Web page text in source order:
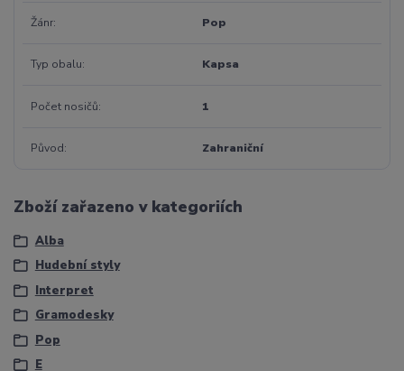
Žánr Pop
Typ obalu Kapsa
Počet nosičů 1
Původ Zahraniční
Zboží zařazeno v kategoriích
Alba
Hudební styly
Interpret
Gramodesky
Pop
E